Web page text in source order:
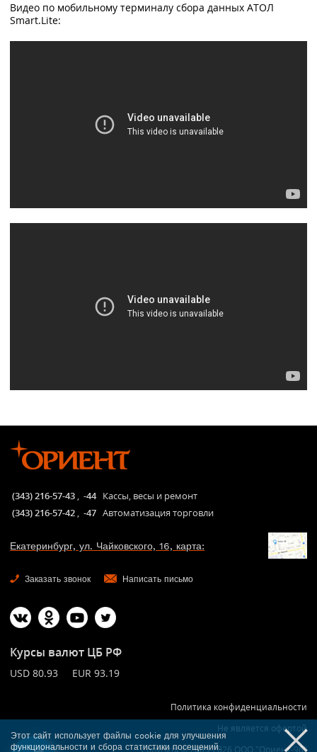
Видео по мобильному терминалу сбора данных АТОЛ
Smart.Lite:
(343) 216-57-43 , -44 Кассы, весы и ремонт
(343) 216-57-42 , -47 Автоматизация торговли
Екатеринбург, ул. Чайковского, 16, карта:
Заказать звонок Написать письмо
Курсы валют ЦБ РФ
USD 80.93 EUR 93.19
Политика конфиденциальности
Не является офертой
Copyright © 2005-2026 ООО "Ориент-96"
Этот сайт использует файлы cookie для улучшения
функциональности и сбора статистики посещений.